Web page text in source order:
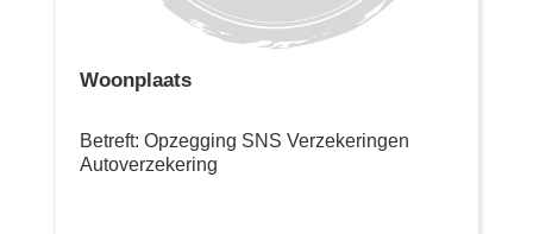
Woonplaats
Betreft: Opzegging SNS Verzekeringen
Autoverzekering